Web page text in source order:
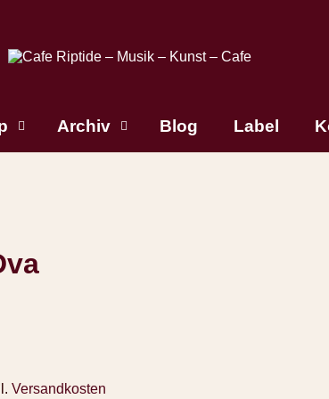
Archiv Blog Label
Versandkosten